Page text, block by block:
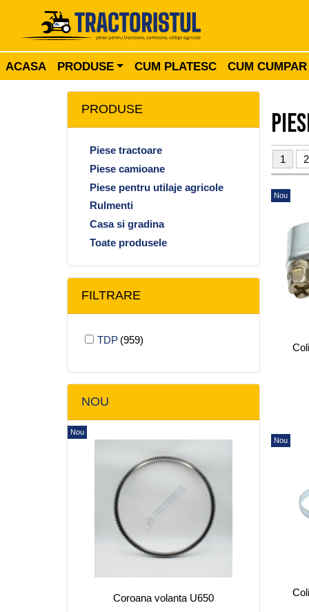
ACASA PRODUSE CUM PLATESC CUM CUMPAR
PRODUSE
Piese tractoare
Piese camioane
Piese pentru utilaje agricole
Rulmenti
Casa si gradina
Toate produsele
FILTRARE
TDP (959)
NOU
Nou
Coroana volanta U650
1 2
Nou
Nou